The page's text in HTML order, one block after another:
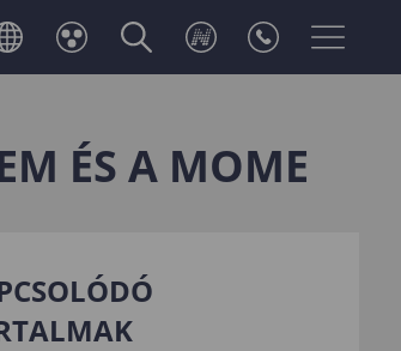
ÉS A MOME